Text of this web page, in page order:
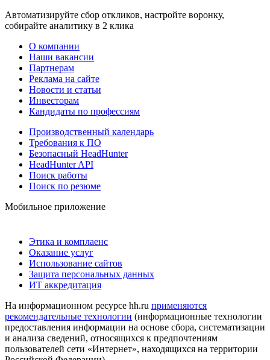
Автоматизируйте сбор откликов, настройте воронку,
собирайте аналитику в 2 клика
О компании
Наши вакансии
Партнерам
Реклама на сайте
Новости и статьи
Инвесторам
Кандидаты по профессиям
Производственный календарь
Требования к ПО
Безопасный HeadHunter
HeadHunter API
Поиск работы
Поиск по резюме
Мобильное приложение
Этика и комплаенс
Оказание услуг
Использование сайтов
Защита персональных данных
ИТ аккредитация
На информационном ресурсе hh.ru применяются
рекомендательные технологии (информационные технологии
предоставления информации на основе сбора, систематизации
и анализа сведений, относящихся к предпочтениям
пользователей сети «Интернет», находящихся на территории